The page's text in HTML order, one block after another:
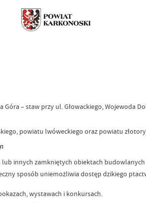
– staw przy ul. Głowackiego, Wojewoda
powiatu lwóweckiego oraz powiatu
innych zamkniętych obiektach
sposób uniemożliwia dostęp dzikiego
wystawach i konkursach.